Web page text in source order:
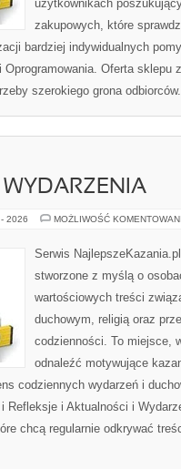
użytkownikach
zakupowych, które
bardziej indywidualnych
Oferta sklepu
szerokiego grona
2026 MOŻLIWOŚĆ
Serwis
stworzone z myślą o
wartościowych treści
duchowym, religią oraz
codzienności. To miejsce,
odnaleźć motywujące
codziennych wydarzeń i
Refleksje i Aktualności i
chcą regularnie odkrywać